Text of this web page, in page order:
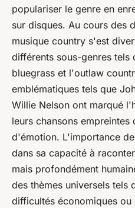
populariser le genre en
sur disques. Au cours des
musique country s'est
différents sous-genres tels
bluegrass et l'outlaw
emblématiques tels que
Willie Nelson ont marqué
leurs chansons empreintes
d'émotion. L'importance
dans sa capacité à
mais profondément
des thèmes universels tels
difficultés économiques